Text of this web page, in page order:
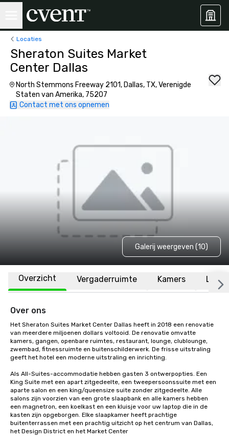
Locaties
Sheraton Suites Market
Center Dallas
North Stemmons Freeway 2101, Dallas, TX, Verenigde
Staten van Amerika, 75207
Contact met ons opnemen
Galerij weergeven (10)
Overzicht Vergaderruimte Kamers
Over ons
Het Sheraton Suites Market Center Dallas heeft in 2018 een renovatie
van meerdere miljoenen dollars voltooid. De renovatie omvatte
kamers, gangen, openbare ruimtes, restaurant, lounge, clublounge,
zwembad, fitnessruimte en buitenschilderwerk. De frisse uitstraling
geeft het hotel een moderne uitstraling en inrichting.
Als All-Suites-accommodatie hebben gasten 3 ontwerpopties. Een
King Suite met een apart zitgedeelte, een tweepersoonssuite met een
aparte salon en een king/queensize suite zonder zitgedeelte. Alle
salons zijn voorzien van een grote slaapbank en alle kamers hebben
een magnetron, een koelkast en een kluisje voor uw laptop die in de
kasten zijn opgeborgen. Elke slaapkamer heeft prachtige
buitenterrassen met een prachtig uitzicht op het centrum van Dallas,
het Design District en het Market Center